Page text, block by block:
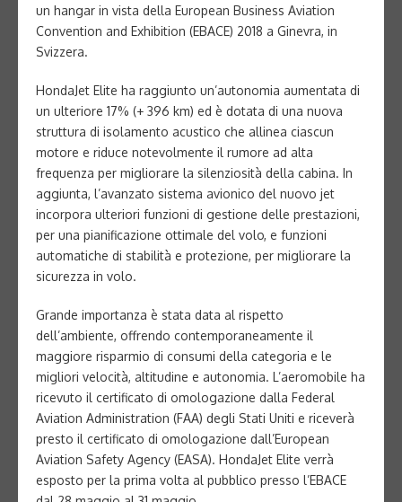
un hangar in vista della European Business Aviation
Convention and Exhibition (EBACE) 2018 a Ginevra, in
Svizzera.
HondaJet Elite ha raggiunto un’autonomia aumentata di
un ulteriore 17% (+ 396 km) ed è dotata di una nuova
struttura di isolamento acustico che allinea ciascun
motore e riduce notevolmente il rumore ad alta
frequenza per migliorare la silenziosità della cabina. In
aggiunta, l’avanzato sistema avionico del nuovo jet
incorpora ulteriori funzioni di gestione delle prestazioni,
per una pianificazione ottimale del volo, e funzioni
automatiche di stabilità e protezione, per migliorare la
sicurezza in volo.
Grande importanza è stata data al rispetto
dell’ambiente, offrendo contemporaneamente il
maggiore risparmio di consumi della categoria e le
migliori velocità, altitudine e autonomia. L’aeromobile ha
ricevuto il certificato di omologazione dalla Federal
Aviation Administration (FAA) degli Stati Uniti e riceverà
presto il certificato di omologazione dall’European
Aviation Safety Agency (EASA). HondaJet Elite verrà
esposto per la prima volta al pubblico presso l’EBACE